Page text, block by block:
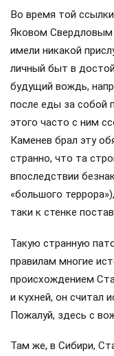
Во время той
Яковом
имели никакой
личный быт в
будущий вождь,
после еды за собой
этого часто с ним
Каменев брал эту
странно, что та
впоследствии
«большого
таки к стенке
Такую странную
правилам многие
происхождением
и кухней, он считал
Пожалуй, здесь с
Там же, в Сибири,